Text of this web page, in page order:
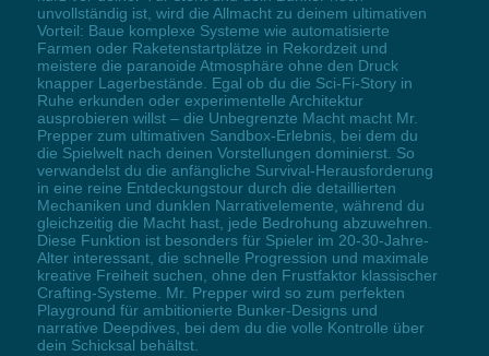
unvollständig ist, wird die Allmacht zu deinem ultimativen
Vorteil: Baue komplexe Systeme wie automatisierte
Farmen oder Raketenstartplätze in Rekordzeit und
meistere die paranoide Atmosphäre ohne den Druck
knapper Lagerbestände. Egal ob du die Sci-Fi-Story in
Ruhe erkunden oder experimentelle Architektur
ausprobieren willst – die Unbegrenzte Macht macht Mr.
Prepper zum ultimativen Sandbox-Erlebnis, bei dem du
die Spielwelt nach deinen Vorstellungen dominierst. So
verwandelst du die anfängliche Survival-Herausforderung
in eine reine Entdeckungstour durch die detaillierten
Mechaniken und dunklen Narrativelemente, während du
gleichzeitig die Macht hast, jede Bedrohung abzuwehren.
Diese Funktion ist besonders für Spieler im 20-30-Jahre-
Alter interessant, die schnelle Progression und maximale
kreative Freiheit suchen, ohne den Frustfaktor klassischer
Crafting-Systeme. Mr. Prepper wird so zum perfekten
Playground für ambitionierte Bunker-Designs und
narrative Deepdives, bei dem du die volle Kontrolle über
dein Schicksal behältst.